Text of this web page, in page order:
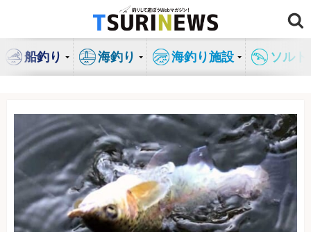
ン
船釣り 海釣り 海釣り施設 ソル